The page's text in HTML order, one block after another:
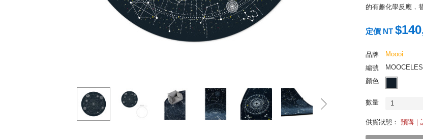
的有趣化學反應，
定價 NT
品牌
Moooi
編號
顏色
數量 1
供貨狀態： 預購｜